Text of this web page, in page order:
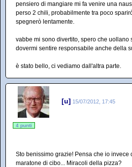
pensiero di mangiare mi fa venire una
perso 2 chili, probabilmente tra poco
spegnerò lentamente.
vabbe mi sono divertito, spero che uollano
dovermi sentire responsabile anche della
è stato bello, ci vediamo dall'altra parte.
[u] 15/07/2012, 17:45
4 punti
Sto benissimo grazie! Pensa che io invece
maratone di cibo... Miracoli della pizza?